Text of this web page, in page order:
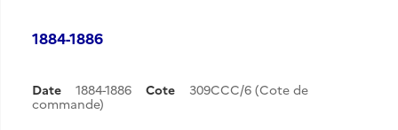
1884-1886
Date 1884-1886 Cote
309CCC/6 (Cote de
commande)